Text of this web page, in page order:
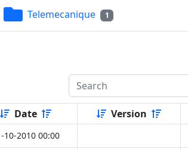
Telemecanique 1
Date Version
10-2010 00:00